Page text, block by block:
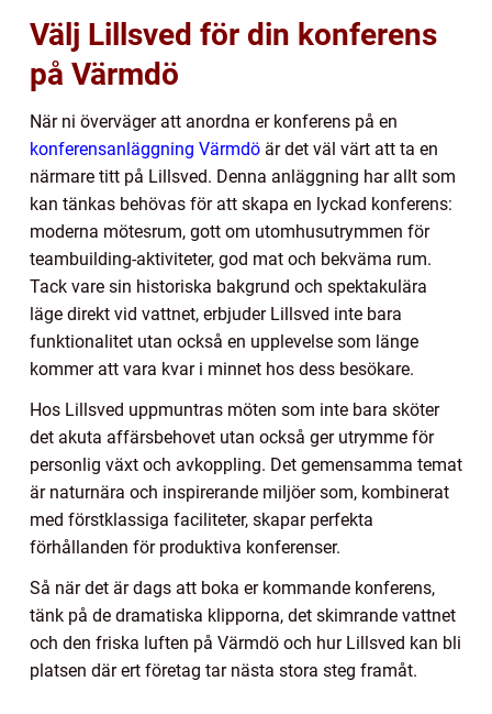
Välj Lillsved för din konferens
på Värmdö
När ni överväger att anordna er konferens på en
konferensanläggning Värmdö är det väl värt att ta en
närmare titt på Lillsved. Denna anläggning har allt som
kan tänkas behövas för att skapa en lyckad konferens:
moderna mötesrum, gott om utomhusutrymmen för
teambuilding-aktiviteter, god mat och bekväma rum.
Tack vare sin historiska bakgrund och spektakulära
läge direkt vid vattnet, erbjuder Lillsved inte bara
funktionalitet utan också en upplevelse som länge
kommer att vara kvar i minnet hos dess besökare.
Hos Lillsved uppmuntras möten som inte bara sköter
det akuta affärsbehovet utan också ger utrymme för
personlig växt och avkoppling. Det gemensamma temat
är naturnära och inspirerande miljöer som, kombinerat
med förstklassiga faciliteter, skapar perfekta
förhållanden för produktiva konferenser.
Så när det är dags att boka er kommande konferens,
tänk på de dramatiska klipporna, det skimrande vattnet
och den friska luften på Värmdö och hur Lillsved kan bli
platsen där ert företag tar nästa stora steg framåt.